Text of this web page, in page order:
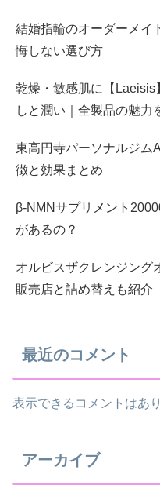
結婚指輪のオーダーメイ
悔しない選び方
乾燥・敏感肌に【Laeisis
しと潤い｜全製品の魅力
東高円寺パーソナルジム
徴と効果まとめ
β-NMNサプリメント
があるの？
オルビスザクレンジング
販売店と詰め替えも紹介
最近のコメント
表示できるコメントはあ
アーカイブ